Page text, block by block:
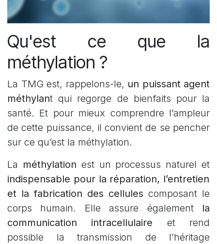
Qu'est ce que la
méthylation ?
La TMG est, rappelons-le, un puissant agent
méthylant qui regorge de bienfaits pour la
santé. Et pour mieux comprendre l’ampleur
de cette puissance, il convient de se pencher
sur ce qu’est la méthylation.
La méthylation est un processus naturel et
indispensable pour la réparation, l’entretien
et la fabrication des cellules composant le
corps humain. Elle assure égalementla
communication intracellulaire et rend
possible la transmission de l’héritage